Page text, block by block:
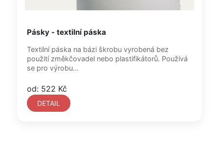
Pásky - textilní páska
Textilní páska na bázi škrobu vyrobená bez
použití změkčovadel nebo plastifikátorů. Používá
se pro výrobu...
od: 522 Kč
DETAIL